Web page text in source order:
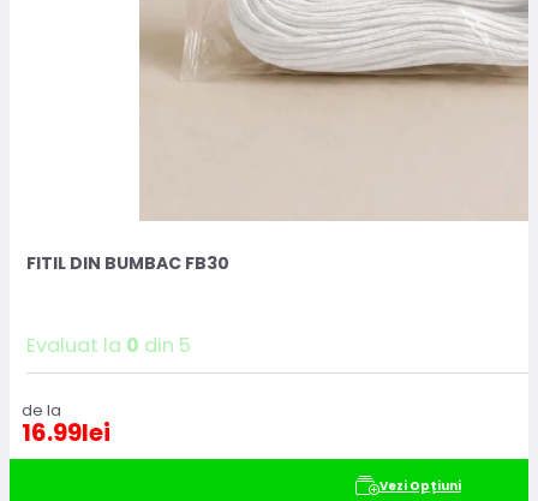
FITIL DIN BUMBAC FB30
Evaluat la 0 din 5
de la
16.99lei
Vezi Opțiuni